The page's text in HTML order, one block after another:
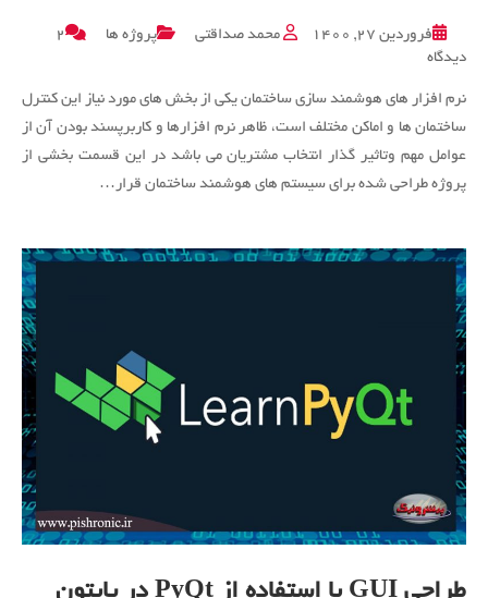
فروردین ۲۷, ۱۴۰۰ محمد صداقتی پروژه ها
۲
دیدگاهبرای
افزار
هوشمند
نرم افزار های هوشمند سازی ساختمان یکی از بخش های مورد نیاز این کنترل
ساختمان ها و اماکن مختلف است، ظاهر نرم افزارها و کاربرپسند بودن آن از
عوامل مهم وتاثیر گذار انتخاب مشتریان می باشد در این قسمت بخشی از
پروژه طراحی شده برای سیستم های هوشمند ساختمان قرار…
طراحی GUI با استفاده از PyQt در پایتون